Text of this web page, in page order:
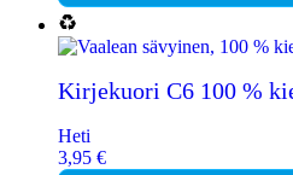
Kirjekuori C6 100 %
Heti
3,95 €